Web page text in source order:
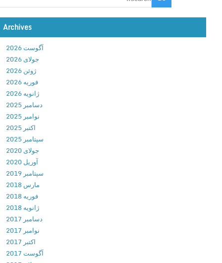
ا
ن
د
ب
ز
ی
ج
ذ
ب
و
ا
س
ت
ر
ا
ت
ژ
ک
t
l
C
l
a
h
v
1
.
.
9
5
د
ا
ن
ل
و
د
ا
Archives
آگوست 2026
جولای 2026
ژوئن 2026
فوریه 2026
ژانویه 2026
دسامبر 2025
نوامبر 2025
سپتامبر 2025
جولای 2020
آوریل 2020
سپتامبر 2019
مارس 2018
فوریه 2018
ژانویه 2018
دسامبر 2017
نوامبر 2017
آگوست 2017